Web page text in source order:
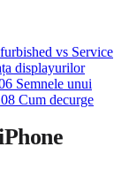
vs Service
displayurilor
Semnele unui
08 Cum decurge